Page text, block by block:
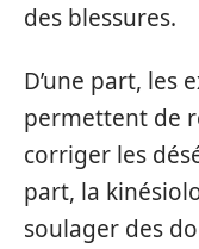
des blessures.
D’une part, les
permettent de
corriger les
part, la
soulager des